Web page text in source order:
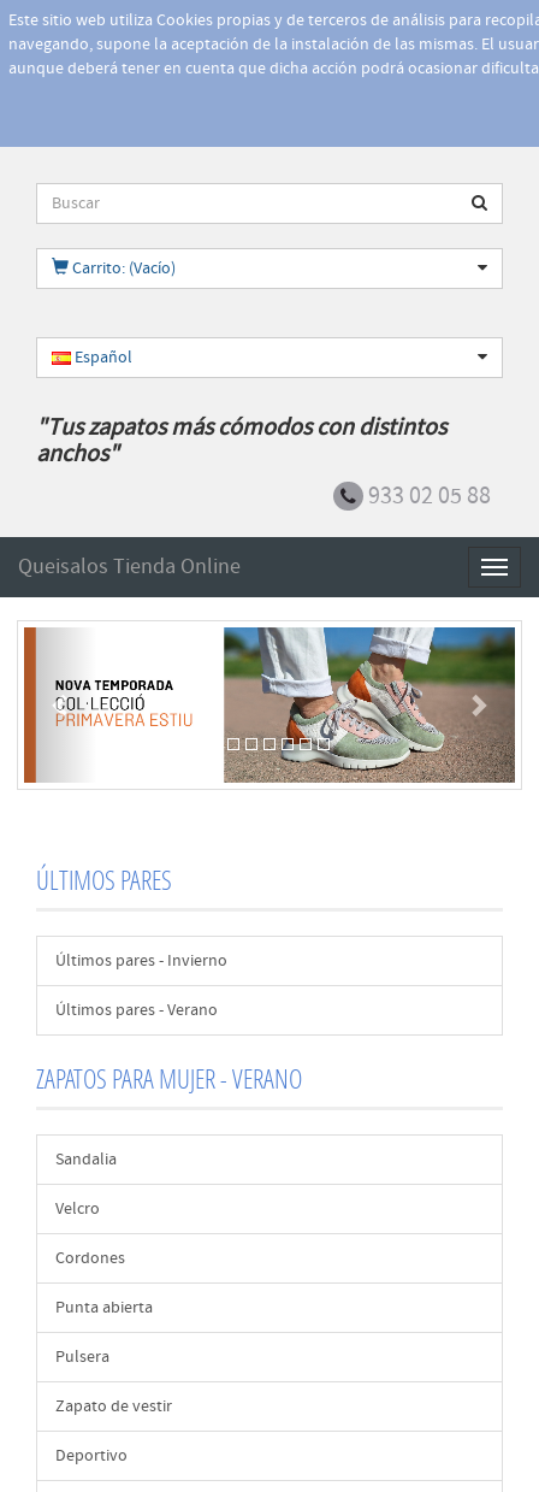
Este sitio web utiliza Cookies propias y de terceros de análisis para
navegando, supone la aceptación de la instalación de las mismas. El
aunque deberá tener en cuenta que dicha acción podrá ocasionar
Carrito: (Vacío)
Español
"Tus zapatos más cómodos con distintos
anchos"
933 02 05 88
Queisalos Tienda Online
ÚLTIMOS PARES
Últimos pares - Invierno
Últimos pares - Verano
ZAPATOS PARA MUJER - VERANO
Sandalia
Velcro
Cordones
Punta abierta
Pulsera
Zapato de vestir
Deportivo